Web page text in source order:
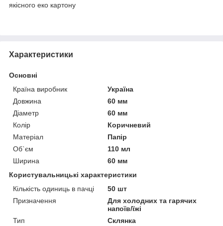
якісного еко картону
Характеристики
Основні
Країна виробник
Україна
Довжина
60 мм
Діаметр
60 мм
Колір
Коричневий
Матеріал
Папір
Об`єм
110 мл
Ширина
60 мм
Користувальницькі характеристики
Кількість одиниць в пачці
50 шт
Призначення
Для холодних та гарячих
напоїв/їжі
Тип
Склянка